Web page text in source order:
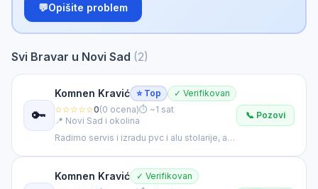
💬Opišite problem
Majstoriša AI
Opisite problem za personalizovani rezultat
Vidim da tražiteBravar
. 👋 Opišite mi
tačno šta se desilo — dobiću vam procenu cene
Svi Bravar u Novi Sad (2)
🔑
Komnen Kravić ⭐ Top
✓ Verifikovan
☆☆☆☆☆0(0 ocena)⏱ ~1 sat
📍 Novi Sad i okolina
Radimo servis i izradu pvc i alu stolarije, alu
📞 Pozovi
Komnen Kravić
✓ Verifikovan